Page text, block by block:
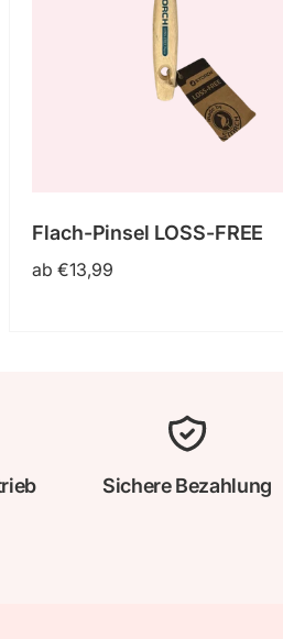
Flach-Pinsel LOSS-FREE
Normaler
ab €13,99
Sichere Bezahlung